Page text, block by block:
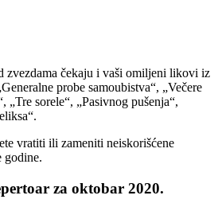
zvezdama čekaju i vaši omiljeni likovi iz
probe samoubistva“, „Večere
„Tre sorele“, „Pasivnog pušenja“,
vratiti ili zameniti neiskorišćene
godine.
za oktobar 2020.